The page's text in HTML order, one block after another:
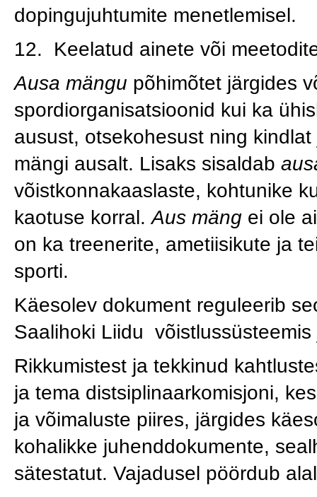
dopingujuhtumite menetlemisel.
12. Keelatud ainete või
Ausa mängu põhimõtet järgides
spordiorganisatsioonid kui ka
ausust, otsekohesust ning
mängi ausalt. Lisaks sisaldab
võistkonnakaaslaste, kohtunike
kaotuse korral.Aus mäng ei ole
on ka treenerite, ametiisikute ja
sporti.
Käesolev dokument reguleerib
Saalihoki Liidu
Rikkumistest ja tekkinud
ja tema distsiplinaarkomisjoni,
ja võimaluste piires, järgides
kohalikke juhenddokumente,
sätestatut. Vajadusel pöördub